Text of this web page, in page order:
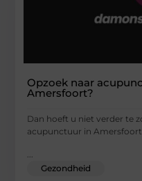
Opzoek naar
Amersfoort?
Dan hoeft u niet verder te
acupunctuur in
Gezondheid